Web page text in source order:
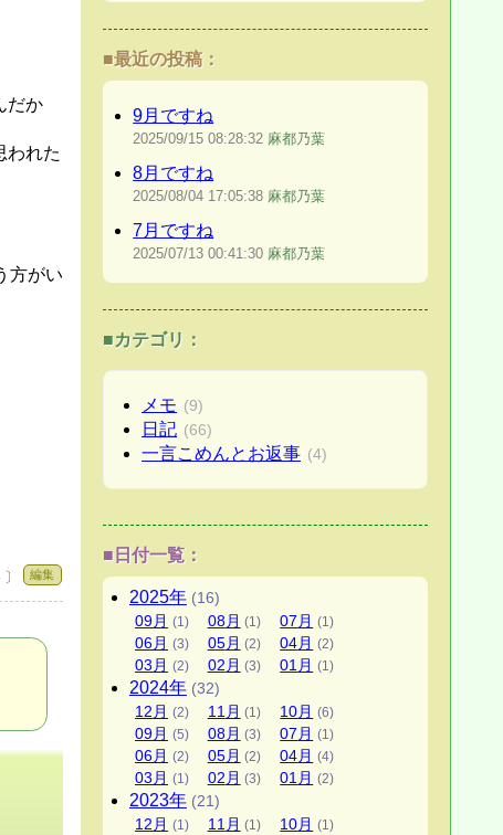
だか
われた
方がい
編集
■最近の投稿：
9月ですね
2025/09/15 08:28:32 麻都乃葉
8月ですね
2025/08/04 17:05:38 麻都乃葉
7月ですね
2025/07/13 00:41:30 麻都乃葉
■カテゴリ：
メモ (9)
日記 (66)
一言こめんとお返事 (4)
■日付一覧：
2025年 (16)
09月 (1) 08月 (1) 07 月 (1)
06月 (3) 05月 (2) 04月 (2)
03 月 (2) 02 月 (3) 01 月 (1)
2024年 (32)
12 月 (2) 11 月 (1) 10月 (6)
09月 (5) 08月 (3) 07 月 (1)
06月 (2) 05月 (2) 04月 (4)
03 月 (1) 02 月 (3) 01 月 (2)
2023年 (21)
12 月 (1) 11 月 (1) 10月 (1)